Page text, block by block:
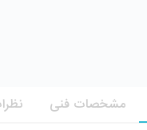
مشخصات فنی